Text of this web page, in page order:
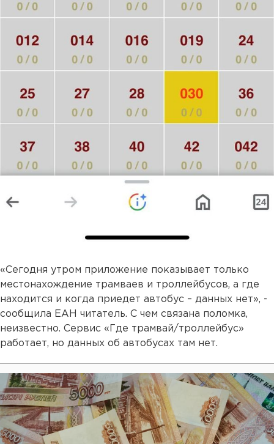
«Сегодня утром приложение показывает только
местонахождение трамваев и троллейбусов, а где
находится и когда приедет автобус – данных нет», -
сообщила ЕАН читатель. С чем связана поломка,
неизвестно. Сервис «Где трамвай/троллейбус»
работает, но данных об автобусах там нет.